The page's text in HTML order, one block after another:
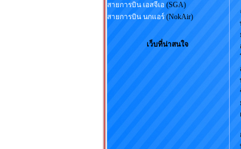
สายการบิน เอสจีเอ (SGA)
สายการบิน นกแอร์ (NokAir)
เว็บที่น่าสนใจ